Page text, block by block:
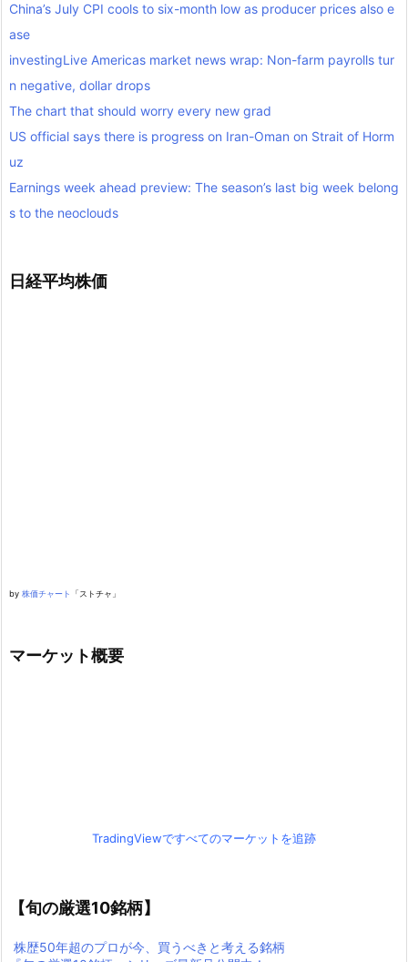
China’s July CPI cools to six-month low as producer prices also e
ase
investingLive Americas market news wrap: Non-farm payrolls tur
n negative, dollar drops
The chart that should worry every new grad
US official says there is progress on Iran-Oman on Strait of Horm
uz
Earnings week ahead preview: The season’s last big week belong
s to the neoclouds
日経平均株価
by 株価チャート 「ストチャ」
マーケット概要
TradingViewですべてのマーケットを追跡
【旬の厳選10銘柄】
株歴50年超のプロが今、買うべきと考える銘柄